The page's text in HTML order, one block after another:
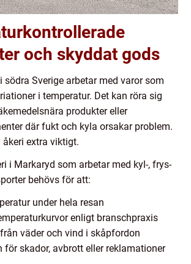
och skyddat gods
södra Sverige arbetar med varor som
i temperatur. Det kan röra sig
produkter eller
där fukt och kyla orsakar problem.
extra viktigt.
i Markaryd som arbetar med kyl-, frys-
behövs för att:
under hela resan
enligt branschpraxis
väder och vind i skåpfordon
för skador, avbrott eller reklamationer